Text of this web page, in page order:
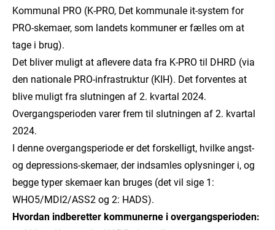
Kommunal PRO (K-PRO, Det kommunale it-system for
PRO-skemaer, som landets kommuner er fælles om at
tage i brug).
Det bliver muligt at aflevere data fra K-PRO til DHRD (via
den nationale PRO-infrastruktur (KIH). Det forventes at
blive muligt fra slutningen af 2. kvartal 2024.
Overgangsperioden varer frem til slutningen af 2. kvartal
2024.
I denne overgangsperiode er det forskelligt, hvilke angst-
og depressions-skemaer, der indsamles oplysninger i, og
begge typer skemaer kan bruges (det vil sige 1:
WHO5/MDI2/ASS2 og 2: HADS).
Hvordan indberetter kommunerne i overgangsperioden: